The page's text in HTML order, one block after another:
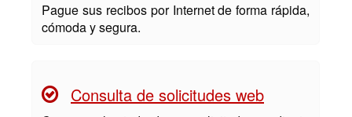
Pague sus recibos por Internet de forma rápida,
cómoda y segura.
Consulta de solicitudes web